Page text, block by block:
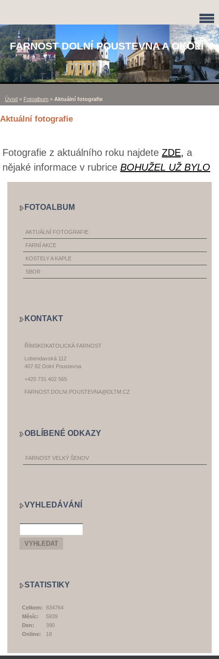
FARNOST DOLNÍ POUSTEVNA A OKOLÍ
Úvod » Fotoalbum » Aktuální fotografie
Aktuální fotografie
Fotografie z aktuálního roku najdete ZDE, a
nějaké informace v rubrice BOHUŽEL UŽ BYLO
FOTOALBUM
AKTUÁLNÍ FOTOGRAFIE
FARNÍ AKCE
KOSTELY A KAPLE
SBOR
KONTAKT
ŘÍMSKOKATOLICKÁ FARNOST
Lobendavská 112
407 82 Dolní Poustevna
+420 731 402 565
FARNOST.DOLNI.POUSTEVNA@DLTM.CZ
OBLÍBENÉ ODKAZY
FARNOST VELKÝ ŠENOV
VYHLEDÁVÁNÍ
STATISTIKY
Online: 18
Celkem: 834764
Měsíc:
5939
Den:
390